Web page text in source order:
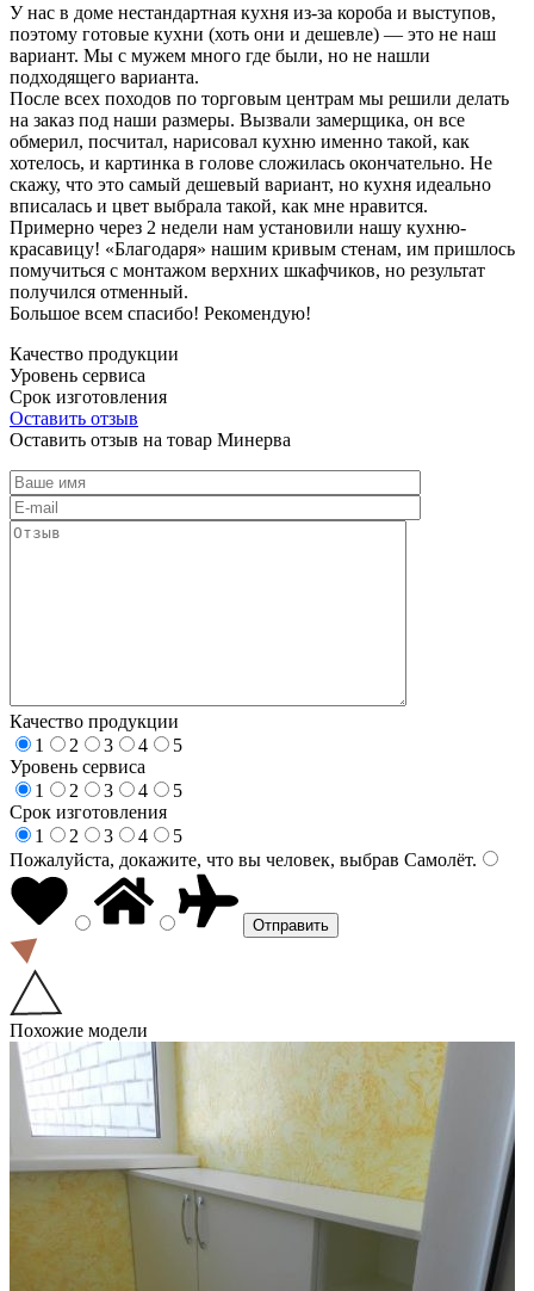
У нас в доме нестандартная кухня из-за короба и выступов,
поэтому готовые кухни (хоть они и дешевле) — это не наш
вариант. Мы с мужем много где были, но не нашли
подходящего варианта.
После всех походов по торговым центрам мы решили делать
на заказ под наши размеры. Вызвали замерщика, он все
обмерил, посчитал, нарисовал кухню именно такой, как
хотелось, и картинка в голове сложилась окончательно. Не
скажу, что это самый дешевый вариант, но кухня идеально
вписалась и цвет выбрала такой, как мне нравится.
Примерно через 2 недели нам установили нашу кухню-
красавицу! «Благодаря» нашим кривым стенам, им пришлось
помучиться с монтажом верхних шкафчиков, но результат
получился отменный.
Большое всем спасибо! Рекомендую!
Качество продукции
Уровень сервиса
Срок изготовления
Оставить отзыв
Оставить отзыв на товар Минерва
Качество продукции
1
2 3 4
5
Уровень сервиса
1
2 3 4
5
Срок изготовления
1
2 3 4
5
Пожалуйста, докажите, что вы человек, выбрав Самолёт.
Похожие модели